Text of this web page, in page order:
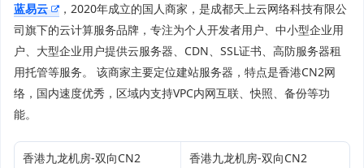
蓝易云
，2020年成立的国人商家，是成都天上云网络科技有限公
司旗下的云计算服务品牌，专注为个人开发者用户、中小型企业用
户、大型企业用户提供云服务器、CDN、SSL证书、高防服务器租
用托管等服务。 该商家主要定位建站服务器，特点是香港CN2网
络，国内速度优秀，区域内支持VPC内网互联、快照、备份等功
能。
香港九龙机房-双向CN2
香港九龙机房-双向CN2